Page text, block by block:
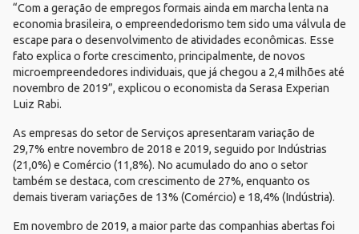
“Com a geração de empregos formais ainda em marcha lenta na
economia brasileira, o empreendedorismo tem sido uma válvula de
escape para o desenvolvimento de atividades econômicas. Esse
fato explica o forte crescimento, principalmente, de novos
microempreendedores individuais, que já chegou a 2,4 milhões até
novembro de 2019”, explicou o economista da Serasa Experian
Luiz Rabi.
As empresas do setor de Serviços apresentaram variação de
29,7% entre novembro de 2018 e 2019, seguido por Indústrias
(21,0%) e Comércio (11,8%). No acumulado do ano o setor
também se destaca, com crescimento de 27%, enquanto os
demais tiveram variações de 13% (Comércio) e 18,4% (Indústria).
Em novembro de 2019, a maior parte das companhias abertas foi